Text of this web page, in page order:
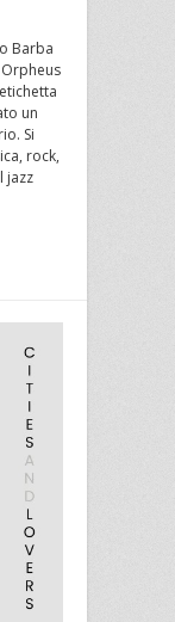
Barba
un
Si
rock,
jazz